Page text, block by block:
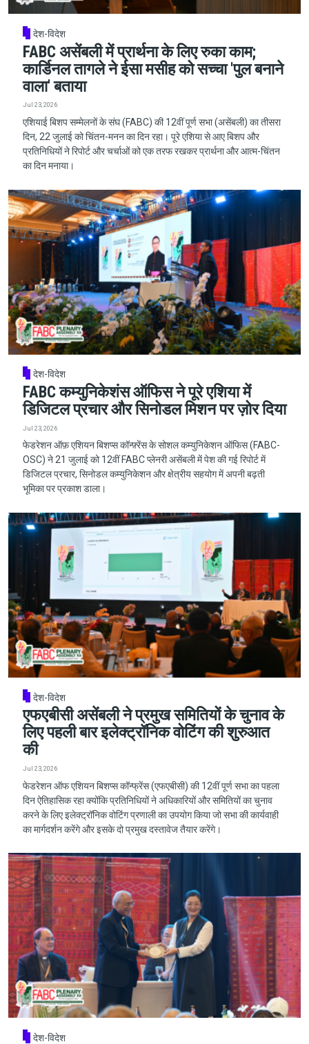
देश-विदेश
FABC असेंबली में प्रार्थना के लिए रुका काम;
कार्डिनल तागले ने ईसा मसीह को सच्चा 'पुल बनाने
वाला' बताया
Jul 23, 2026
एशियाई बिशप सम्मेलनों के संघ (FABC) की 12वीं पूर्ण सभा (असेंबली) का तीसरा
दिन, 22 जुलाई को चिंतन-मनन का दिन रहा। पूरे एशिया से आए बिशप और
प्रतिनिधियों ने रिपोर्ट और चर्चाओं को एक तरफ रखकर प्रार्थना और आत्म-चिंतन
का दिन मनाया।
देश-विदेश
FABC कम्युनिकेशंस ऑफिस ने पूरे एशिया में
डिजिटल प्रचार और सिनोडल मिशन पर ज़ोर दिया
Jul 23, 2026
फेडरेशन ऑफ़ एशियन बिशप्स कॉन्फ़्रेंस के सोशल कम्युनिकेशन ऑफिस (FABC-
OSC) ने 21 जुलाई को 12वीं FABC प्लेनरी असेंबली में पेश की गई रिपोर्ट में
डिजिटल प्रचार, सिनोडल कम्युनिकेशन और क्षेत्रीय सहयोग में अपनी बढ़ती
भूमिका पर प्रकाश डाला।
देश-विदेश
एफएबीसी असेंबली ने प्रमुख समितियों के चुनाव के
लिए पहली बार इलेक्ट्रॉनिक वोटिंग की शुरुआत
की
Jul 23, 2026
फेडरेशन ऑफ एशियन बिशप्स कॉन्फ्रेंस (एफएबीसी) की 12वीं पूर्ण सभा का पहला
दिन ऐतिहासिक रहा क्योंकि प्रतिनिधियों ने अधिकारियों और समितियों का चुनाव
करने के लिए इलेक्ट्रॉनिक वोटिंग प्रणाली का उपयोग किया जो सभा की कार्यवाही
का मार्गदर्शन करेंगे और इसके दो प्रमुख दस्तावेज तैयार करेंगे।
देश-विदेश